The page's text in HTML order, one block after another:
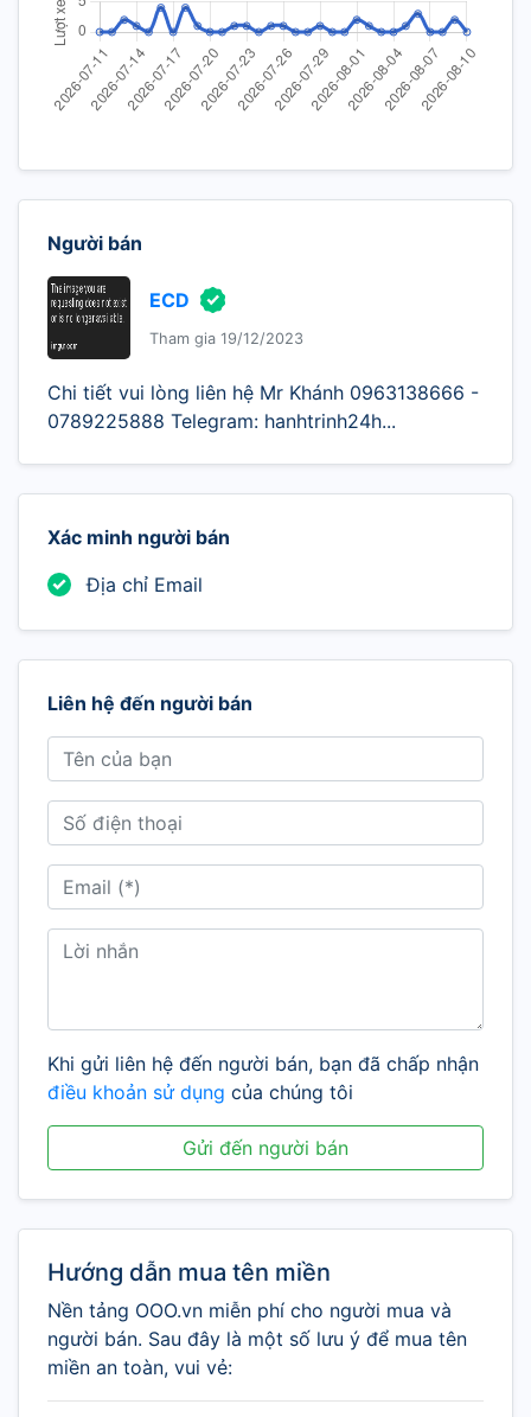
Người bán
ECD
Tham gia 19/12/2023
Chi tiết vui lòng liên hệ Mr Khánh 0963138666 -
0789225888 Telegram: hanhtrinh24h...
Xác minh người bán
Địa chỉ Email
Liên hệ đến người bán
Khi gửi liên hệ đến người bán, bạn đã chấp nhận
điều khoản sử dụng của chúng tôi
Gửi đến người bán
Hướng dẫn mua tên miền
Nền tảng OOO.vn miễn phí cho người mua và
người bán. Sau đây là một số lưu ý để mua tên
miền an toàn, vui vẻ: